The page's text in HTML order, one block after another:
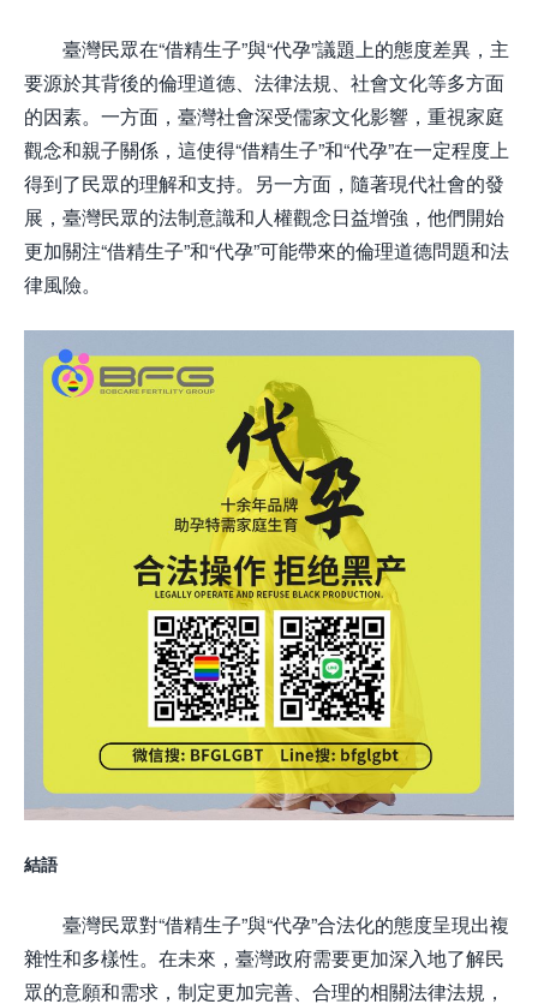
臺灣民眾在“借精生子”與“代孕”議題上的態度差異，主
要源於其背後的倫理道德、法律法規、社會文化等多方面
的因素。一方面，臺灣社會深受儒家文化影響，重視家庭
觀念和親子關係，這使得“借精生子”和“代孕”在一定程度上
得到了民眾的理解和支持。另一方面，隨著現代社會的發
展，臺灣民眾的法制意識和人權觀念日益增強，他們開始
更加關注“借精生子”和“代孕”可能帶來的倫理道德問題和法
律風險。
結語
臺灣民眾對“借精生子”與“代孕”合法化的態度呈現出複
雜性和多樣性。在未來，臺灣政府需要更加深入地了解民
眾的意願和需求，制定更加完善、合理的相關法律法規，